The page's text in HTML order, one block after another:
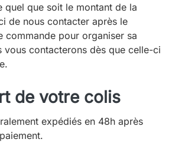
quel que soit le montant de la
de nous contacter après le
commande pour organiser sa
vous contacterons dès que celle-ci
de votre colis
expédiés en 48h après